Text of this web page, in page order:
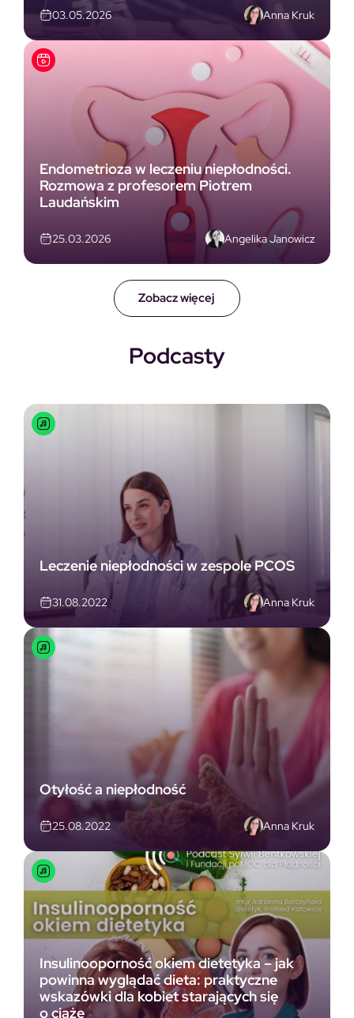
Zobacz więcej
03.05.2026 Anna Kruk
Endometrioza w leczeniu niepłodności.
Rozmowa z profesorem Piotrem
Laudańskim
25.03.2026 Angelika Janowicz
Podcasty
Leczenie niepłodności w zespole PCOS
31.08.2022 Anna Kruk
Otyłość a niepłodność
25.08.2022 Anna Kruk
Insulinooporność okiem dietetyka – jak
powinna wyglądać dieta: praktyczne
wskazówki dla kobiet starających się
o ciążę